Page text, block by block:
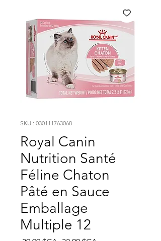
SKU : 030111763068
Royal Canin
Nutrition Santé
Féline Chaton
Pâté en Sauce
Emballage
Multiple 12